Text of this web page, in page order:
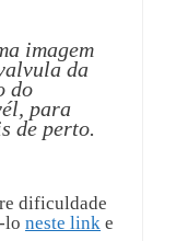
imagem
da
do
para
de perto.
dificuldade
lo neste link e